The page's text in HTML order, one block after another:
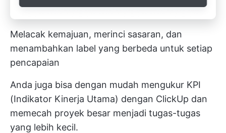
Melacak kemajuan, merinci sasaran, dan
menambahkan label yang berbeda untuk setiap
pencapaian
Anda juga bisa dengan mudah mengukur KPI
(Indikator Kinerja Utama) dengan ClickUp dan
memecah proyek besar menjadi tugas-tugas
yang lebih kecil.